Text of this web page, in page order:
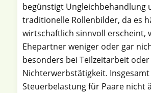
begünstigt Ungleichbehandlung
traditionelle Rollenbilder, da es
wirtschaftlich sinnvoll erscheint,
Ehepartner weniger oder gar
besonders bei Teilzeitarbeit oder
Nichterwerbstätigkeit.
Steuerbelastung für Paare nicht